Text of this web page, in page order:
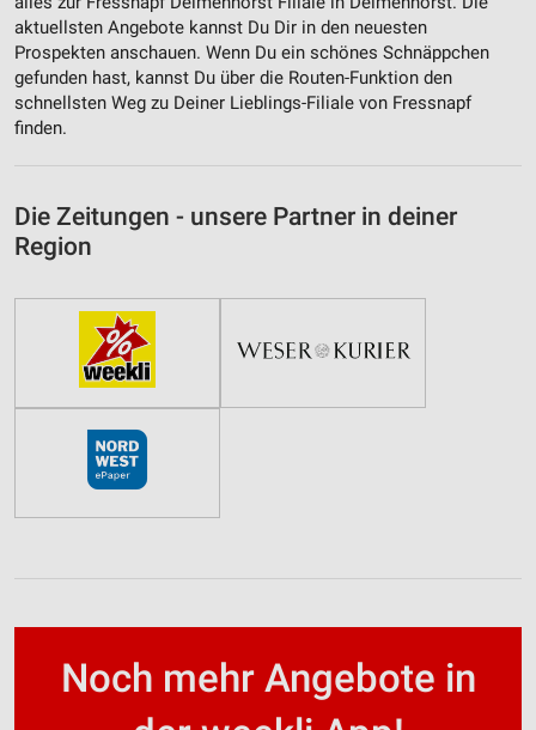
aktuellsten Angebote kannst Du Dir in den neuesten
Prospekten anschauen. Wenn Du ein schönes Schnäppchen
gefunden hast, kannst Du über die Routen-Funktion den
schnellsten Weg zu Deiner Lieblings-Filiale von Fressnapf
finden.
Die Zeitungen - unsere Partner in deiner
Region
Noch mehr Angebote in